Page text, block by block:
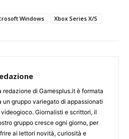
Windows Xbox Series X/S
redazione di Gamesplus.it è formata
un gruppo variegato di appassionati
Giornalisti e scrittori, il
gruppo cresce ogni giorno, per
ai lettori novità, curiosità e